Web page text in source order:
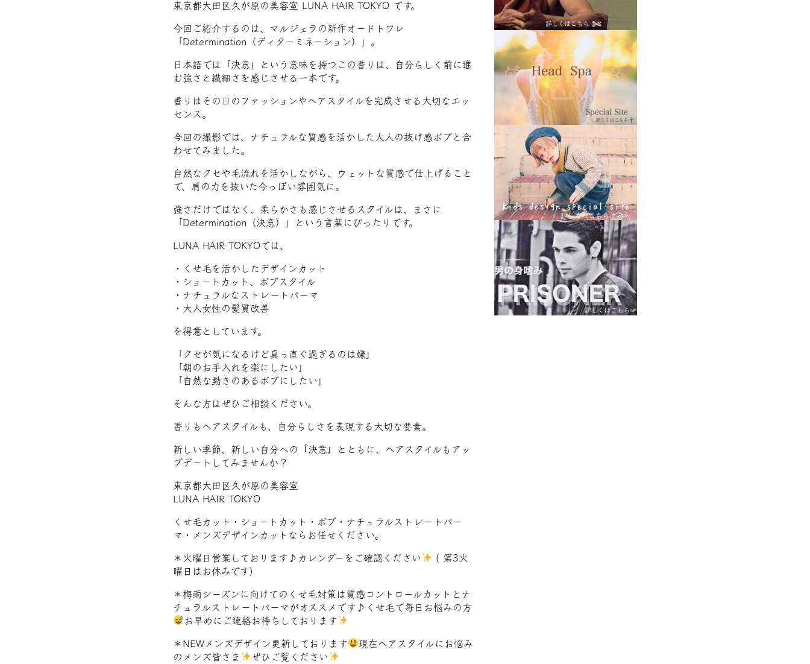
東京都大田区久が原の美容室 LUNA HAIR TOKYO です。
今回ご紹介するのは、マルジェラの新作オードトワレ
「Determination（ディターミネーション）」。
日本語では「決意」という意味を持つこの香りは、自分らしく前に進
む強さと繊細さを感じさせる一本です。
香りはその日のファッションやヘアスタイルを完成させる大切なエッ
センス。
今回の撮影では、ナチュラルな質感を活かした大人の抜け感ボブと合
わせてみました。
自然なクセや毛流れを活かしながら、ウェットな質感で仕上げること
で、肩の力を抜いた今っぽい雰囲気に。
強さだけではなく、柔らかさも感じさせるスタイルは、まさに
「Determination（決意）」という言葉にぴったりです。
LUNA HAIR TOKYOでは、
・くせ毛を活かしたデザインカット
・ショートカット、ボブスタイル
・ナチュラルなストレートパーマ
・大人女性の髪質改善
を得意としています。
「クセが気になるけど真っ直ぐ過ぎるのは嫌」
「朝のお手入れを楽にしたい」
「自然な動きのあるボブにしたい」
そんな方はぜひご相談ください。
香りもヘアスタイルも、自分らしさを表現する大切な要素。
新しい季節、新しい自分への『決意』とともに、ヘアスタイルもアッ
プデートしてみませんか？
東京都大田区久が原の美容室
LUNA HAIR TOKYO
くせ毛カット・ショートカット・ボブ・ナチュラルストレートパー
マ・メンズデザインカットならお任せください。
＊火曜日営業しております♪カレンダーをご確認ください
( 第3火
曜日はお休みです)
＊梅雨シーズンに向けてのくせ毛対策は質感コントロールカットとナ
チュラルストレートパーマがオススメです♪くせ毛で毎日お悩みの方
お早めにご連絡お待ちしております
＊NEWメンズデザイン更新しております
現在ヘアスタイルにお悩み
のメンズ皆さま
ぜひご覧ください